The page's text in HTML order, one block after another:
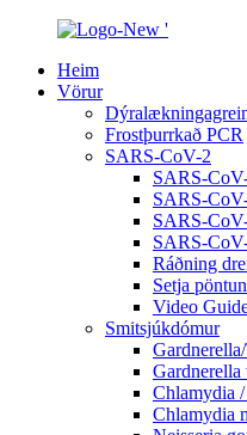
Heim
Vörur
Frostþurrkað PCR
SARS-CoV-2
SARS-
SARS-
SARS-
SARS-
Ráðning
Setja pöntun
Video
Smitsjúkdómur
Gardnerella
Chlamydia
Chlamydia